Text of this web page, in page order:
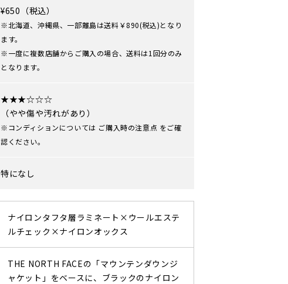
¥650（税込）
※北海道、沖縄県、一部離島は送料￥890(税込)となり
ます。
※一度に複数店舗からご購入の場合、送料は1回分のみ
となります。
★★★☆☆☆
（やや傷や汚れがあり）
※コンディションについては ご購入時の注意点 をご確
認ください。
特になし
ナイロンタフタ層ラミネート×ウールエステ
ルチェック×ナイロンオックス
THE NORTH FACEの「マウンテンダウンジ
ャケット」をベースに、ブラックのナイロン